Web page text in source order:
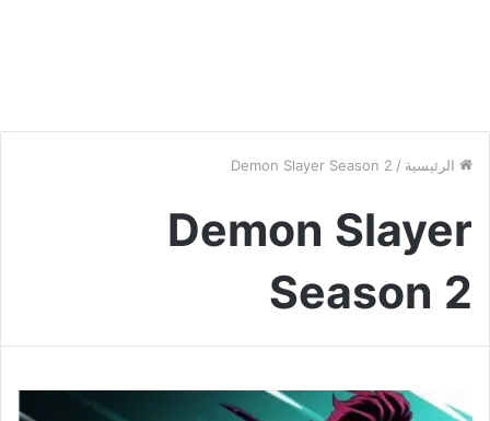
الرئيسية /
Demon Slayer Season 2
Demon Slayer
Season 2